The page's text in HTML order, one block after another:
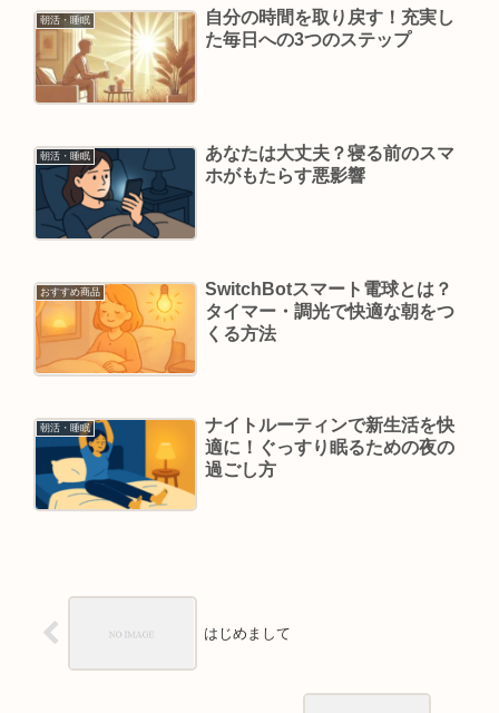
朝活・睡眠
自分の時間を取り戻す！充実し
た毎日への3つのステップ
朝活・睡眠
あなたは大丈夫？寝る前のスマ
ホがもたらす悪影響
おすすめ商品
SwitchBotスマート電球とは？
タイマー・調光で快適な朝をつ
くる方法
朝活・睡眠
ナイトルーティンで新生活を快
適に！ぐっすり眠るための夜の
過ごし方
はじめまして